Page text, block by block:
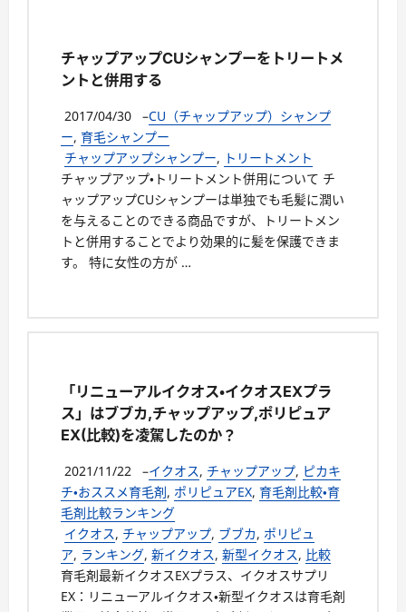
チャップアップCUシャンプーをトリートメ
ントと併用する
2017/04/30 –CU（チャップアップ）シャンプ
ー, 育毛シャンプー
チャップアップシャンプー, トリートメント
チャップアップ・トリートメント併用について チ
ャップアップCUシャンプーは単独でも毛髪に潤い
を与えることのできる商品ですが、トリートメン
トと併用することでより効果的に髪を保護できま
す。 特に女性の方が …
「リニューアルイクオス・イクオスEXプラ
ス」はブブカ,チャップアップ,ポリピュア
EX(比較)を凌駕したのか？
2021/11/22 –イクオス, チャップアップ, ピカキ
チ・おススメ育毛剤, ポリピュアEX, 育毛剤比較・育
毛剤比較ランキング
イクオス, チャップアップ, ブブカ, ポリピュ
ア, ランキング, 新イクオス, 新型イクオス, 比較
育毛剤最新イクオスEXプラス、イクオスサプリ
EX：リニューアルイクオス・新型イクオスは育毛剤